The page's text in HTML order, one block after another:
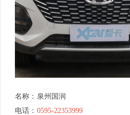
名称： 泉州国润
电话： 0595-22353999